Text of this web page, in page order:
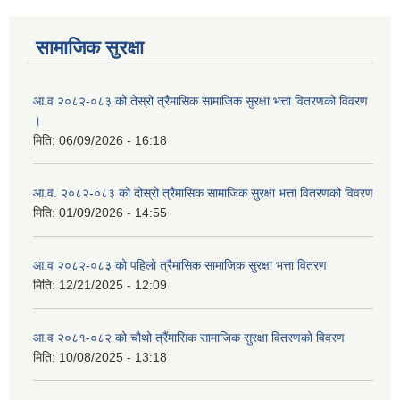
सामाजिक सुरक्षा
आ.व २०८२-०८३ को तेस्रो त्रैमासिक सामाजिक सुरक्षा भत्ता वितरणको विवरण
।
मिति: 06/09/2026 - 16:18
आ.व. २०८२-०८३ को दोस्रो त्रैमासिक सामाजिक सुरक्षा भत्ता वितरणको विवरण
मिति: 01/09/2026 - 14:55
आ.व २०८२-०८३ को पहिलो त्रैमासिक सामाजिक सुरक्षा भत्ता वितरण
मिति: 12/21/2025 - 12:09
आ.व २०८१-०८२ को चौथो त्रैंमासिक सामाजिक सुरक्षा वितरणको विवरण
मिति: 10/08/2025 - 13:18